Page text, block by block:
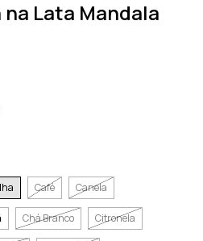
Lata Mandala
Café Canela
Chá Branco Citronela